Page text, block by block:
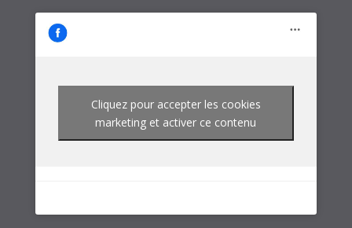
Cliquez pour accepter les cookies
marketing et activer ce contenu